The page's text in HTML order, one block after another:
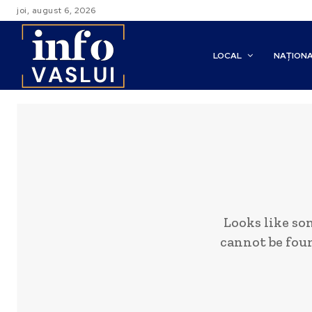
joi, august 6, 2026
LOCAL
Looks like
cannot be